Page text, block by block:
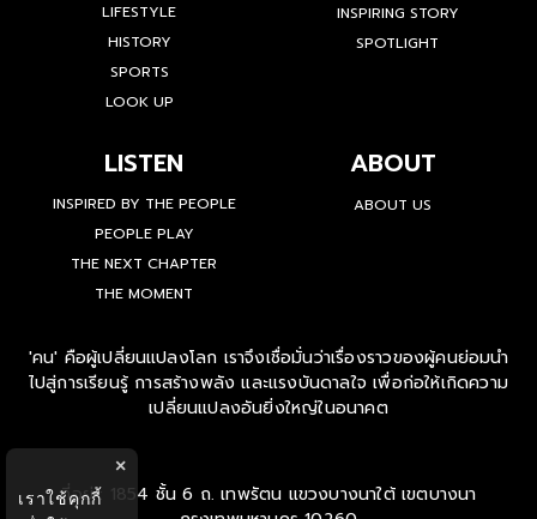
LIFESTYLE
HISTORY
SPORTS
LOOK UP
INSPIRING STORY
SPOTLIGHT
LISTEN
INSPIRED BY THE PEOPLE
PEOPLE PLAY
THE NEXT CHAPTER
THE MOMENT
ABOUT
ABOUT US
'คน' คือผู้เปลี่ยนแปลงโลก เราจึงเชื่อมั่นว่าเรื่องราวของผู้คนย่อมนำ
ไปสู่การเรียนรู้ การสร้างพลัง และแรงบันดาลใจ เพื่อก่อให้เกิดความ
เปลี่ยนแปลงอันยิ่งใหญ่ในอนาคต
ที่อยู่ : 1854 ชั้น 6 ถ. เทพรัตน แขวงบางนาใต้ เขตบางนา
×
เราใช้คุกกี้